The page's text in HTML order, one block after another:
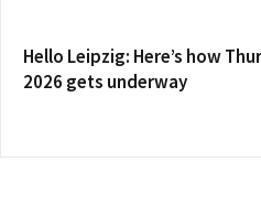
Hello Leipzig: Here’s how
2026 gets underway